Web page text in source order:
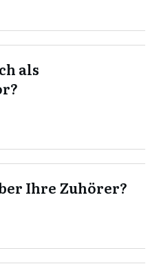
als
Ihre Zuhörer?